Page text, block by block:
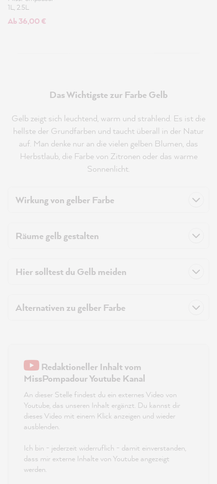
1L, 2.5L
Ab 36,00 €
Das Wichtigste zur Farbe Gelb
Gelb zeigt sich leuchtend, warm und strahlend. Es ist die
hellste der Grundfarben und taucht überall in der Natur
auf. Man denke nur an die vielen gelben Blumen, das
Herbstlaub, die Farbe von Zitronen oder das warme
Sonnenlicht.
Wirkung von gelber Farbe
Räume gelb gestalten
Hier solltest du Gelb meiden
Alternativen zu gelber Farbe
Redaktioneller Inhalt vom
MissPompadour Youtube Kanal
An dieser Stelle findest du ein externes Video von
Youtube, das unseren Inhalt ergänzt. Du kannst dir
dieses Video mit einem Klick anzeigen und wieder
ausblenden.
Ich bin - jederzeit widerruflich - damit einverstanden,
dass mir externe Inhalte von Youtube angezeigt
werden.